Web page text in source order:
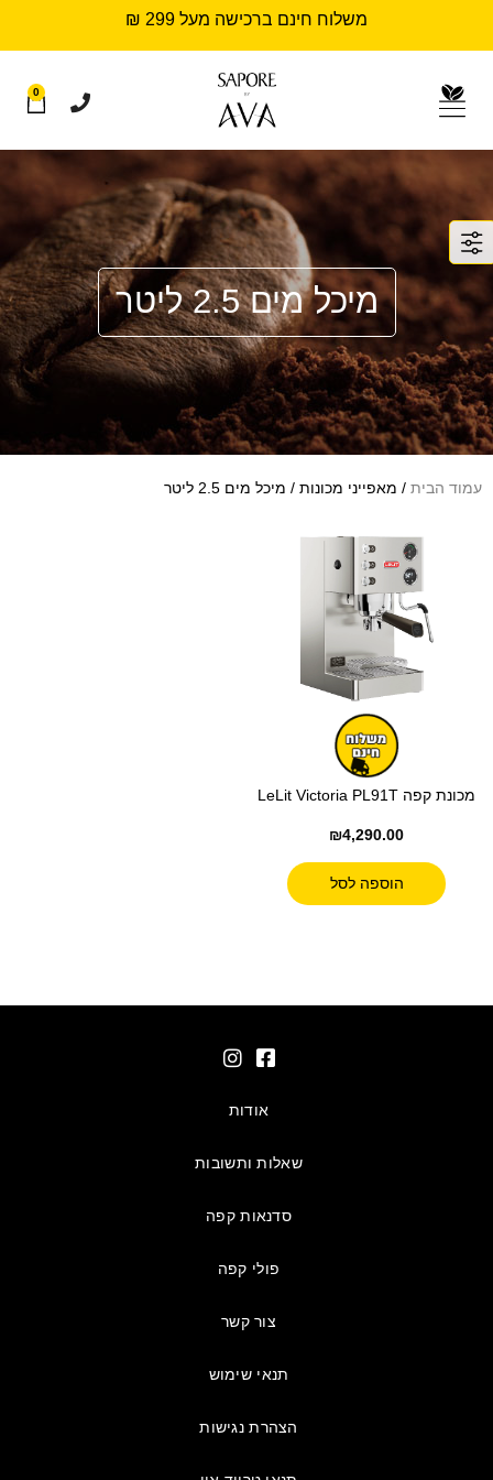
משלוח חינם ברכישה מעל 299 ₪
0
מיכל מים 2.5 ליטר
עמוד הבית / מאפייני מכונות / מיכל מים 2.5 ליטר
מכונת קפה LeLit Victoria PL91T
₪4,290.00
הוספה לסל
אודות
שאלות ותשובות
סדנאות קפה
פולי קפה
צור קשר
תנאי שימוש
הצהרת נגישות